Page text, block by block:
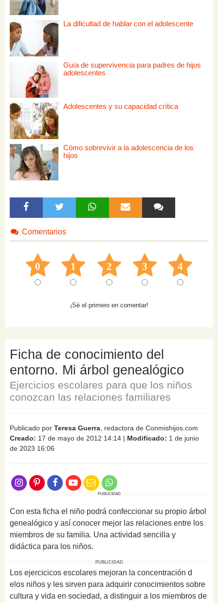
La dificultad de hablar con el adolescente
Guía de supervivencia para padres de hijos
adolescentes
Adolescentes y su capacidad crítica
Cómo sobrevivir a la adolescencia de los
hijos
Comentarios
0 1 2 3 4
¡Sé el primero en comentar!
Ficha de conocimiento del
entorno. Mi árbol genealógico
Ejercicios escolares para que los niños
conozcan las relaciones familiares
Publicado por Teresa Guerra , redactora de Conmishijos.com
Creado: 17 de mayo de 2012 14:14 | Modificado: 1 de junio
de 2023 16:06
PUBLICIDAD
Con esta ficha el niño podrá confeccionar su propio árbol
genealógico y así conocer mejor las relaciones entre los
miembros de su familia. Una actividad sencilla y
didáctica para los niños.
PUBLICIDAD
Los ejercicicos escolares mejoran la concentración d
elos niños y les sirven para adquirir conocimientos sobre
cultura y vida en sociedad, a distinguir a los miembros de